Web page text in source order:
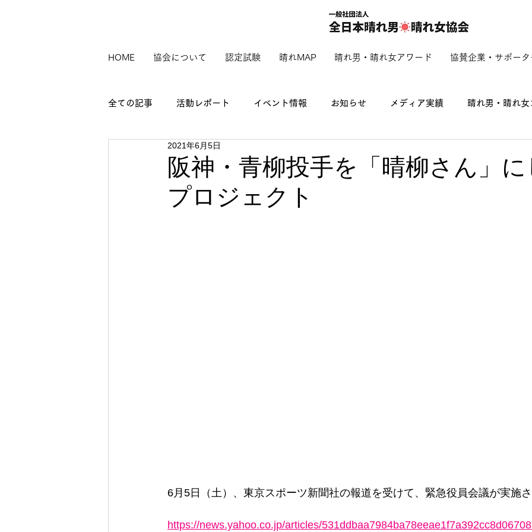
HOME 協会について 認定試験 晴れMAP 晴れ男・晴れ女アワード 協賛企業・サポータ
全ての記事 活動レポート イベント情報 お知らせ メディア実績 晴れ男・晴れ女
阪神・青柳投手を「晴柳さん」に
プロジェクト
2021年6月5日
6月5日（土）、東京スポーツ新聞社の報道を受けて、緊急役員会議が実施さ
https://news.yahoo.co.jp/articles/